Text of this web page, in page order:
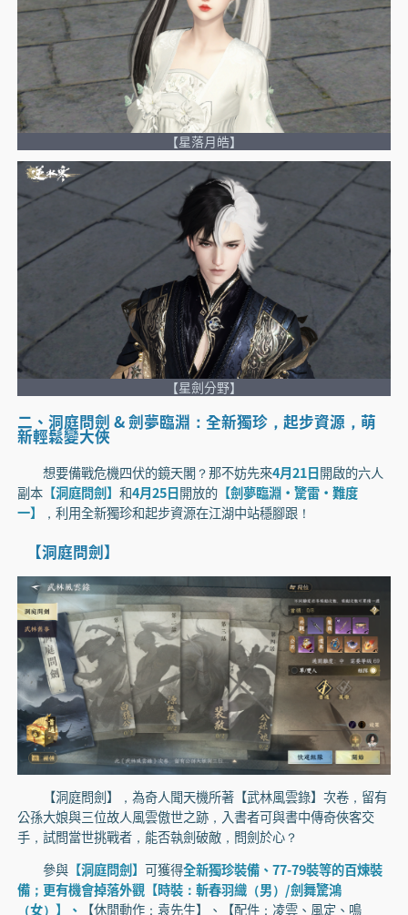
【星落月皓】
【星劍分野】
二、洞庭問劍 & 劍夢臨淵：全新獨珍，起步資源，萌
新輕鬆變大俠
想要備戰危機四伏的鏡天閣？那不妨先來4月21日開啟的六人
副本【洞庭問劍】 和4月25日開放的【劍夢臨淵·驚雷·難度
一】
，利用全新獨珍和起步資源在江湖中站穩腳跟！
【洞庭問劍】
【洞庭問劍】，為奇人聞天機所著【武林風雲錄】次卷，留有
公孫大娘與三位故人風雲傲世之跡，入書者可與書中傳奇俠客交
手，試問當世挑戰者，能否執劍破敵，問劍於心？
參與【洞庭問劍】 可獲得全新獨珍裝備、77-79裝等的百煉裝
備；更有機會掉落外觀【時裝：斬春羽織（男）/劍舞驚鴻
（女）】、
【休閒動作：袁先生】、【配件：凌雲、風定、鳴